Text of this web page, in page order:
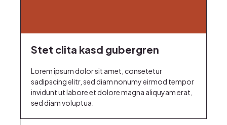
Stet clita kasd gubergren
Lorem ipsum dolor sit amet, consetetur
sadipscing elitr, sed diam nonumy eirmod tempor
invidunt ut labore et dolore magna aliquyam erat,
sed diam voluptua.